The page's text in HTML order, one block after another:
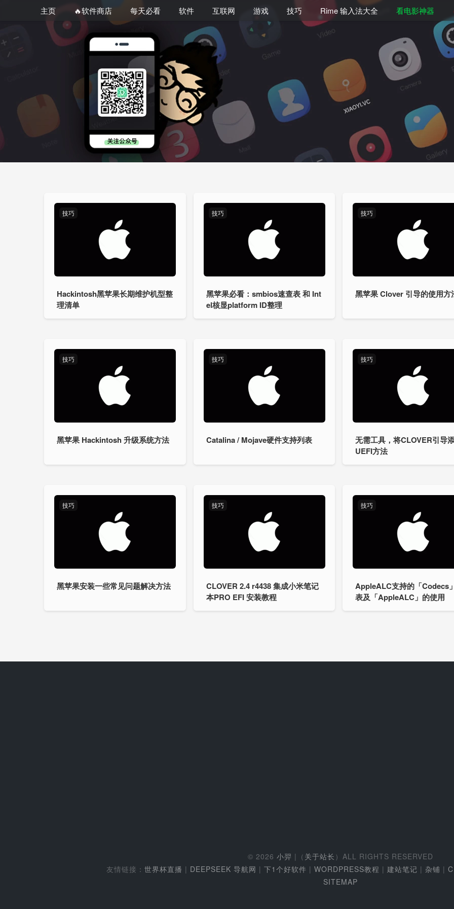
主页 🔥软件商店 每天必看 软件 互联网 游戏 技巧 Rime 输入法大全 看电影神器
技巧
Hackintosh黑苹果长期维护机型整
理清单
技巧
黑苹果必看：smbios速查表 和 Int
el核显platform ID整理
技巧
黑苹果 Clover 引导的使用方
技巧
黑苹果 Hackintosh 升级系统方法
技巧
Catalina / Mojave硬件支持列表
技巧
无需工具，将CLOVER引导
UEFI方法
技巧
黑苹果安装一些常见问题解决方法
技巧
CLOVER 2.4 r4438 集成小米笔记
本PRO EFI 安装教程
技巧
AppleALC支持的「Codecs
表及「AppleALC」的使用
© 2026 小羿 |（ 关于站长 ）ALL RIGHTS RESERVED
友情链接： 世界杯直播 | DEEPSEEK 导航网 | 下1个好软件 | WORDPRESS教程 | 建站笔记 | 杂铺 |
SITEMAP